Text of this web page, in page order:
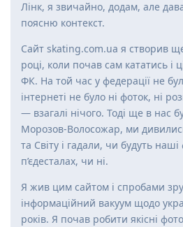
Лінк, я звичайно, додам, але
поясню контекст.
Сайт skating.com.ua я створив
році, коли почав сам кататись і
ФК. На той час у федерації не
інтернеті не було ні фоток, ні
— взагалі нічого. Тоді ще в нас
Морозов-Волосожар, ми
та Світу і гадали, чи будуть наші
п’єдесталах, чи ні.
Я жив цим сайтом і спробами
інформаційний вакуум щодо
років. Я почав робити якісні